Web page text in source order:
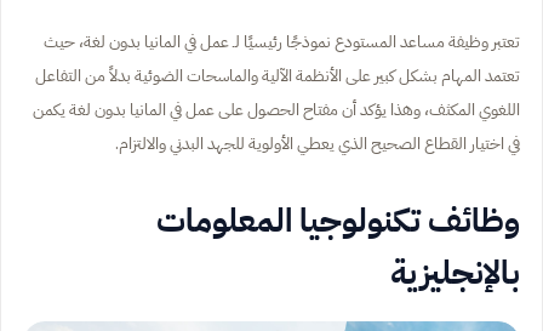
تعتبر وظيفة مساعد المستودع نموذجًا رئيسيًا لـ عمل في المانيا بدون لغة، حيث
تعتمد المهام بشكل كبير على الأنظمة الآلية والماسحات الضوئية بدلاً من التفاعل
اللغوي المكثف، وهذا يؤكد أن مفتاح الحصول على عمل في المانيا بدون لغة يكمن
في اختيار القطاع الصحيح الذي يعطي الأولوية للجهد البدني والالتزام.
وظائف تكنولوجيا المعلومات
بالإنجليزية